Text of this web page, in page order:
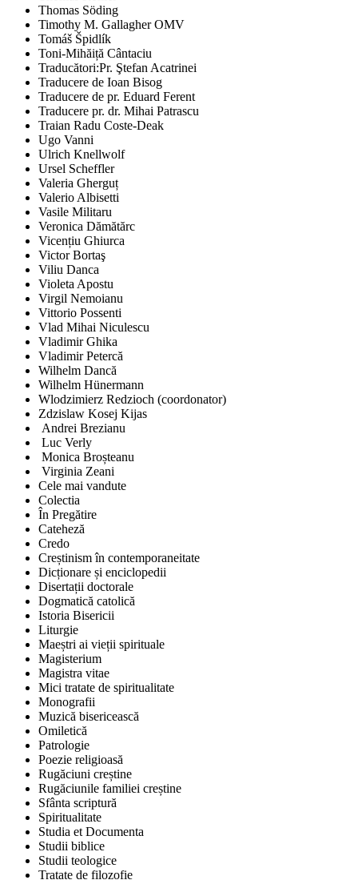
Thomas Söding
Timothy M. Gallagher OMV
Tomáš Špidlík
Toni-Mihăiță Cântaciu
Traducători:Pr. Ştefan Acatrinei
Traducere de Ioan Bisog
Traducere de pr. Eduard Ferent
Traducere pr. dr. Mihai Patrascu
Traian Radu Coste-Deak
Ugo Vanni
Ulrich Knellwolf
Ursel Scheffler
Valeria Gherguț
Valerio Albisetti
Vasile Militaru
Veronica Dămătărc
Vicențiu Ghiurca
Victor Bortaş
Viliu Danca
Violeta Apostu
Virgil Nemoianu
Vittorio Possenti
Vlad Mihai Niculescu
Vladimir Ghika
Vladimir Petercă
Wilhelm Dancă
Wilhelm Hünermann
Wlodzimierz Redzioch (coordonator)
Zdzislaw Kosej Kijas
Andrei Brezianu
Luc Verly
Monica Broșteanu
Virginia Zeani
Cele mai vandute
Colectia
În Pregătire
Cateheză
Credo
Creștinism în contemporaneitate
Dicționare și enciclopedii
Disertații doctorale
Dogmatică catolică
Istoria Bisericii
Liturgie
Maeștri ai vieții spirituale
Magisterium
Magistra vitae
Mici tratate de spiritualitate
Monografii
Muzică bisericească
Omiletică
Patrologie
Poezie religioasă
Rugăciuni creștine
Rugăciunile familiei creștine
Sfânta scriptură
Spiritualitate
Studia et Documenta
Studii biblice
Studii teologice
Tratate de filozofie